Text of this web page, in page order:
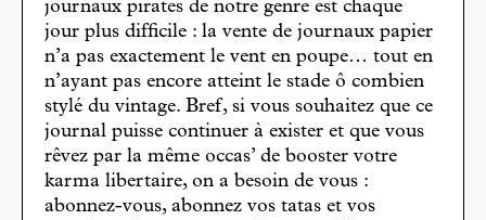
journaux pirates de notre genre est chaque
jour plus difficile : la vente de journaux papier
n’a pas exactement le vent en poupe… tout en
n’ayant pas encore atteint le stade ô combien
stylé du vintage. Bref, si vous souhaitez que ce
journal puisse continuer à exister et que vous
rêvez par la même occas’ de booster votre
karma libertaire, on a besoin de vous :
abonnez-vous, abonnez vos tatas et vos